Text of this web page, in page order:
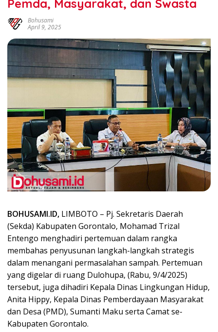
Pemda, Masyarakat, dan Swasta
Bohusami
April 9, 2025
BOHUSAMI.ID, LIMBOTO – Pj. Sekretaris Daerah
(Sekda) Kabupaten Gorontalo, Mohamad Trizal
Entengo menghadiri pertemuan dalam rangka
membahas penyusunan langkah-langkah strategis
dalam menangani permasalahan sampah. Pertemuan
yang digelar di ruang Dulohupa, (Rabu, 9/4/2025)
tersebut, juga dihadiri Kepala Dinas Lingkungan Hidup,
Anita Hippy, Kepala Dinas Pemberdayaan Masyarakat
dan Desa (PMD), Sumanti Maku serta Camat se-
Kabupaten Gorontalo.